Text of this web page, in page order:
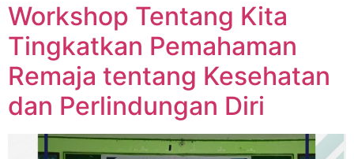
Workshop Tentang Kita
Tingkatkan Pemahaman
Remaja tentang Kesehatan
dan Perlindungan Diri